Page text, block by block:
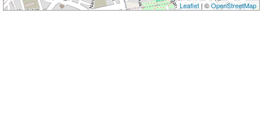
Leaflet| ©OpenStreetMap